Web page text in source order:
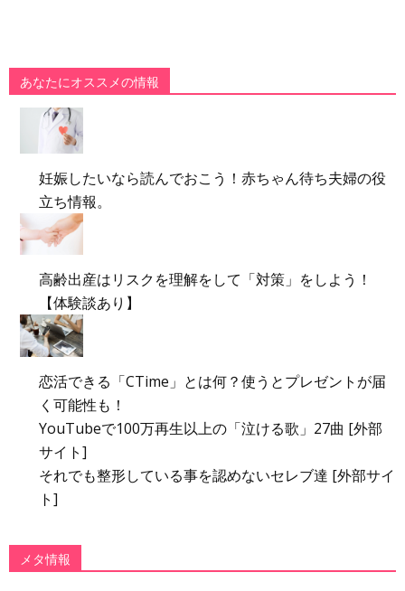
あなたにオススメの情報
妊娠したいなら読んでおこう！赤ちゃん待ち夫婦の役
立ち情報。
高齢出産はリスクを理解をして「対策」をしよう！
【体験談あり】
恋活できる「CTime」とは何？使うとプレゼントが届
く可能性も！
YouTubeで100万再生以上の「泣ける歌」27曲 [外部
サイト]
それでも整形している事を認めないセレブ達 [外部サイ
ト]
メタ情報